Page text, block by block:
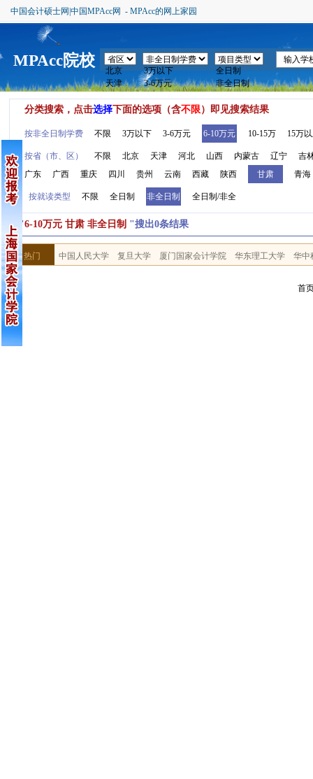
中国会计硕士网|中国MPAcc网 - MPAcc的网上家园
MPAcc院校
分类搜索，点击选择下面的选项（含不限）即见搜索结果
按非全日制学费 不限 3万以下 3-6万元 6-10万元 10-15万 15万
按省（市、区） 不限 北京 天津 河北 山西 内蒙古 辽宁
吉
广东
广西 重庆 四川 贵州 云南 西藏 陕西 甘肃 青海
按就读类型 不限 全日制 非全日制 全日制/非全
按"6-10万元 甘肃 非全日制 "搜出0条结果
热门 中国人民大学 复旦大学 厦门国家会计学院 华东理工大学 华中
首